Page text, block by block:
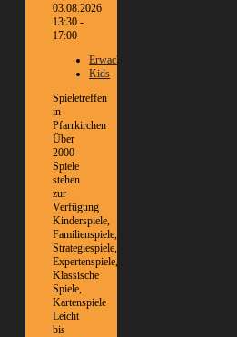
03.08.2026
13:30 -
17:00
Erwachsene
Kids
Spieletreffen
in
Pfarrkirchen
Über
2000
Spiele
stehen
zur
Verfügung
Kinderspiele,
Familienspiele,
Strategiespiele,
Expertenspiele,
Klassische
Spiele,
Kartenspiele
Leicht
bis